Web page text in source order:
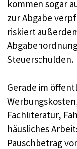
kommen sogar
zur Abgabe
riskiert
Steuerschulden.
Gerade im
Fachliteratur,
häusliches
Pauschbetrag